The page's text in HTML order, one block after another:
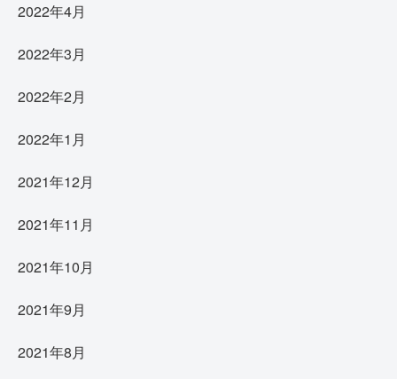
2022年4月
2022年3月
2022年2月
2022年1月
2021年12月
2021年11月
2021年10月
2021年9月
2021年8月